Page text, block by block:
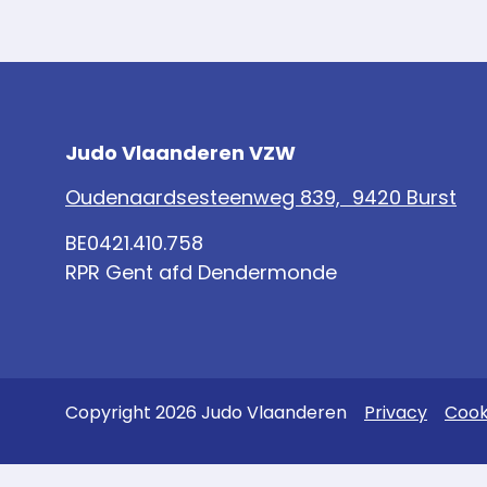
Judo Vlaanderen VZW
Oudenaardsesteenweg 839, 9420 Burst
BE0421.410.758
RPR Gent afd Dendermonde
Copyright 2026 Judo Vlaanderen Privacy